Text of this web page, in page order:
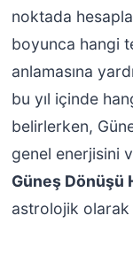
noktada
boyunca hangi
anlamasına
bu yıl içinde
belirlerken,
genel enerjisini
Güneş Dönüşü
astrolojik